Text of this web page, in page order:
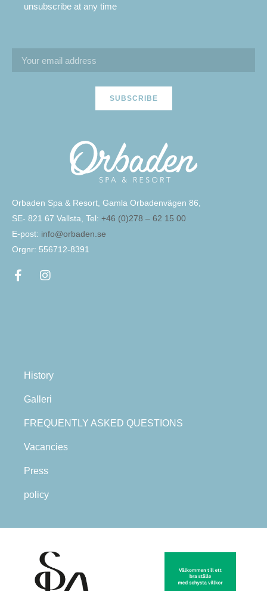
unsubscribe at any time
SUBSCRIBE
Orbaden Spa & Resort, Gamla Orbadenvägen 86,
SE- 821 67 Vallsta, Tel: +46 (0)278 – 62 15 00
E-post: info@orbaden.se
Orgnr: 556712-8391
History
Galleri
FREQUENTLY ASKED QUESTIONS
Vacancies
Press
policy